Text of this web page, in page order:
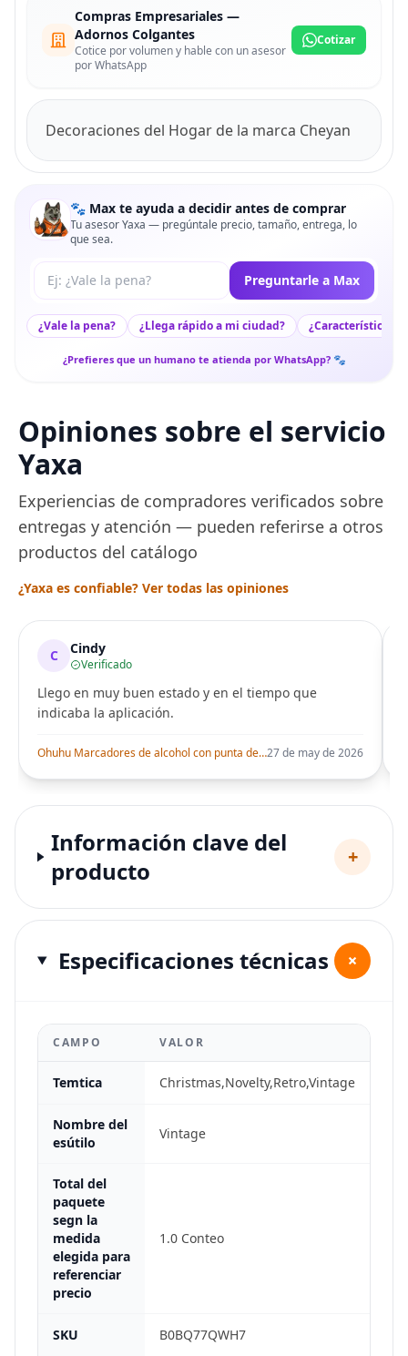
Compras Empresariales —
Adornos Colgantes
Cotice por volumen y hable con un asesor
por WhatsApp
Cotizar
Decoraciones del Hogar de la marca Cheyan
🐾 Max te ayuda a decidir antes de comprar
Tu asesor Yaxa — pregúntale precio, tamaño, entrega, lo
que sea.
Tu pregunta a Max Preguntarle a Max
¿Vale la pena? ¿Llega rápido a mi ciudad? ¿Características
¿Prefieres que un humano te atienda por WhatsApp? 🐾
Opiniones sobre el servicio
Yaxa
Experiencias de compradores verificados sobre
entregas y atención — pueden referirse a otros
productos del catálogo
¿Yaxa es confiable? Ver todas las opiniones
C Cindy
Verificado
Llego en muy buen estado y en el tiempo que
indicaba la aplicación.
Ohuhu Marcadores de alcohol con punta de pincel – Juego de marcadores artísticos de doble punta con certificación AP para artistas adultos27 de may de 2026
Información clave del
producto
+
Especificaciones técnicas +
CAMPO VALOR
Temtica Christmas,Novelty,Retro,Vintage
Nombre del
esútilo
Vintage
Total del
paquete
segn la
medida
elegida para
referenciar
precio
1.0 Conteo
SKU B0BQ77QWH7